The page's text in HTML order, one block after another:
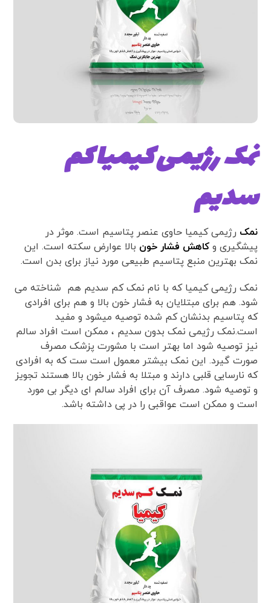
نمک رژیمی کیمیا کم
سدیم
نمک رژیمی کیمیا حاوی عنصر پتاسیم است. موثر در
پیشگیری وکاهش فشار خون بالا عوارض سکته است. این
نمک بهترین منبع پتاسیم طبیعی مورد نیاز برای بدن است.
نمک رژیمی کیمیا که با نام نمک کم سدیم هم شناخته می
شود. هم برای مبتلایان به فشار خون بالا و هم برای افرادی
که پتاسیم بدنشان کم شده توصیه میشود و مفید
است.نمک رژیمی نمک بدون سدیم ، ممکن است افراد سالم
نیز توصیه شود اما بهتر است با مشورت پزشک مصرف
صورت گیرد. این نمک بیشتر معمول است ست که به افرادی
که نارسایی قلبی دارند و مبتلا به فشار خون بالا هستند تجویز
و توصیه شود. مصرف آن برای افراد سالم ای دیگر بی مورد
است و ممکن است عواقبی را در پی داشته باشد.